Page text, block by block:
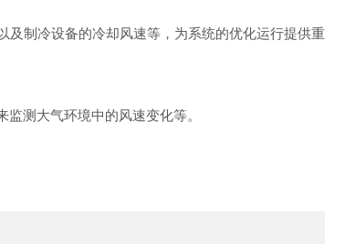
制冷设备的冷却风速等，为系统的优化运行提供重
测大气环境中的风速变化等。